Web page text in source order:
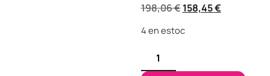
198,06€ 158,45€
4 en estoc